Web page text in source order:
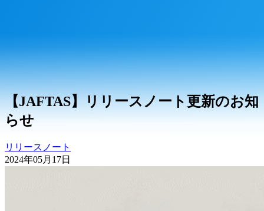
【JAFTAS】リリースノート更新のお知
らせ
リリースノート
2024年05月17日